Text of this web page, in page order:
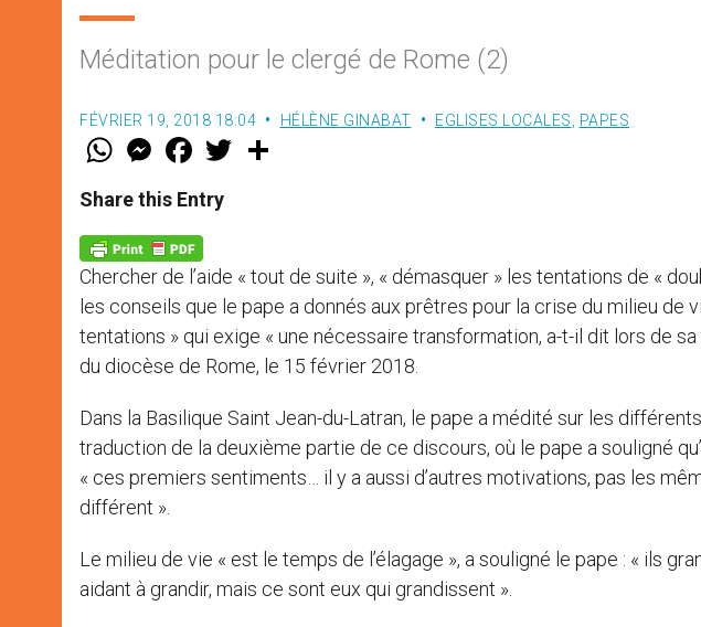
Méditation pour le clergé de Rome (2)
FÉVRIER 19, 2018 18:04 HÉLÈNE GINABAT EGLISES LOCALES PAPES
W
t
s
p
p
M
e
s
e
g
e
F
a
e
b
k
w
Share this Entry
Chercher de l’aide « tout de suite », « démasquer » les tentations de «
les conseils que le pape a donnés aux prêtres pour la crise du milieu de
tentations » qui exige « une nécessaire transformation, a-t-il dit lors de
du diocèse de Rome, le 15 février 2018.
Dans la Basilique Saint Jean-du-Latran, le pape a médité sur les
traduction de la deuxième partie de ce discours, où le pape a souligné
« ces premiers sentiments… il y a aussi d’autres motivations, pas les
différent ».
Le milieu de vie « est le temps de l’élagage », a souligné le pape : « ils
aidant à grandir, mais ce sont eux qui grandissent ».